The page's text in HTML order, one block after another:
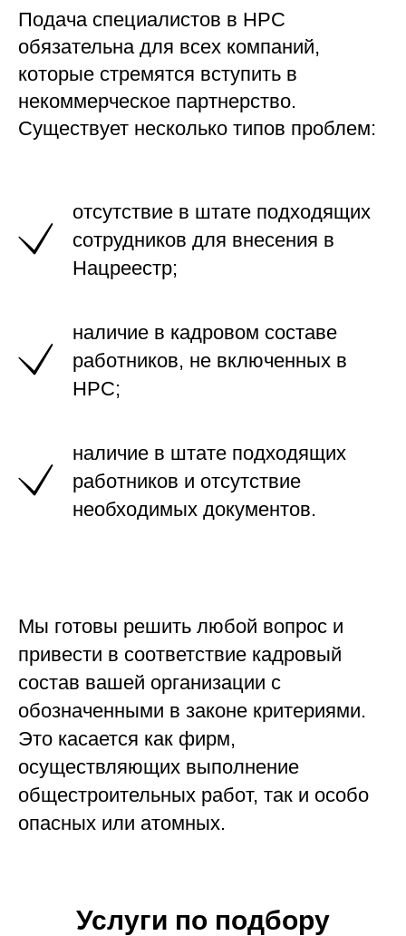
Подача специалистов в НРС
обязательна для всех компаний,
которые стремятся вступить в
некоммерческое партнерство.
Существует несколько типов проблем:
отсутствие в штате подходящих
сотрудников для внесения в
Нацреестр;
наличие в кадровом составе
работников, не включенных в
НРС;
наличие в штате подходящих
работников и отсутствие
необходимых документов.
Мы готовы решить любой вопрос и
привести в соответствие кадровый
состав вашей организации с
обозначенными в законе критериями.
Это касается как фирм,
осуществляющих выполнение
общестроительных работ, так и особо
опасных или атомных.
Услуги по подбору